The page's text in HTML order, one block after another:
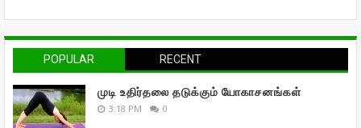
POPULAR RECENT
முடி உதிர்தலை தடுக்கும் யோகாசனங்கள்
3:18 PM 0